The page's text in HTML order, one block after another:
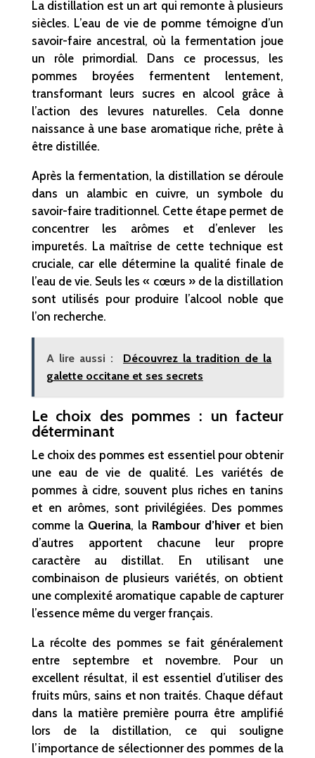
La distillation est un art qui remonte à plusieurs
siècles. L’eau de vie de pomme témoigne d’un
savoir-faire ancestral, où la fermentation joue
un rôle primordial. Dans ce processus, les
pommes broyées fermentent lentement,
transformant leurs sucres en alcool grâce à
l’action des levures naturelles. Cela donne
naissance à une base aromatique riche, prête à
être distillée.
Après la fermentation, la distillation se déroule
dans un alambic en cuivre, un symbole du
savoir-faire traditionnel. Cette étape permet de
concentrer les arômes et d’enlever les
impuretés. La maîtrise de cette technique est
cruciale, car elle détermine la qualité finale de
l’eau de vie. Seuls les « cœurs » de la distillation
sont utilisés pour produire l’alcool noble que
l’on recherche.
A lire aussi :
Découvrez la tradition de la
galette occitane et ses secrets
Le choix des pommes : un facteur
déterminant
Le choix des pommes est essentiel pour obtenir
une eau de vie de qualité. Les variétés de
pommes à cidre, souvent plus riches en tanins
et en arômes, sont privilégiées. Des pommes
comme la Querina, la Rambour d’hiveret bien
d’autres apportent chacune leur propre
caractère au distillat. En utilisant une
combinaison de plusieurs variétés, on obtient
une complexité aromatique capable de capturer
l’essence même du verger français.
La récolte des pommes se fait généralement
entre septembre et novembre. Pour un
excellent résultat, il est essentiel d’utiliser des
fruits mûrs, sains et non traités. Chaque défaut
dans la matière première pourra être amplifié
lors de la distillation, ce qui souligne
l’importance de sélectionner des pommes de la